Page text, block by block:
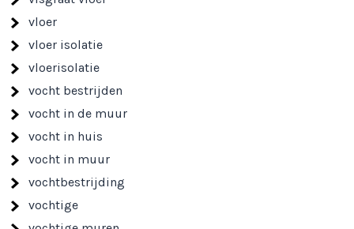
vloer
vloer isolatie
vloerisolatie
vocht bestrijden
vocht in de muur
vocht in huis
vocht in muur
vochtbestrijding
vochtige